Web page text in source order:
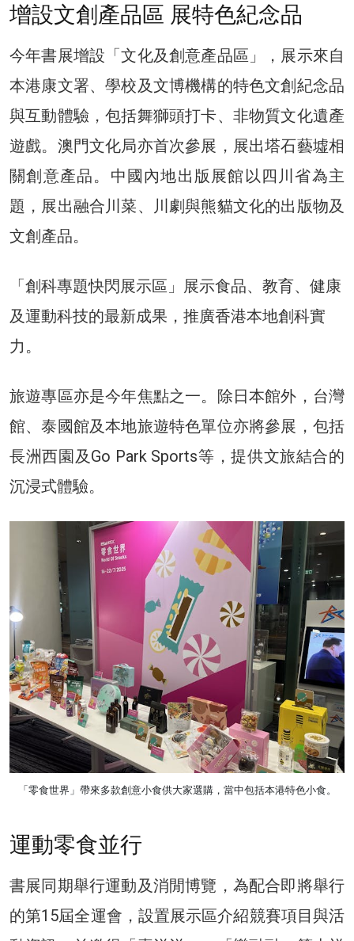
增設文創產品區 展特色紀念品
今年書展增設「文化及創意產品區」，展示來自
本港康文署、學校及文博機構的特色文創紀念品
與互動體驗，包括舞獅頭打卡、非物質文化遺產
遊戲。澳門文化局亦首次參展，展出塔石藝墟相
關創意產品。中國內地出版展館以四川省為主
題，展出融合川菜、川劇與熊貓文化的出版物及
文創產品。
「創科專題快閃展示區」展示食品、教育、健康
及運動科技的最新成果，推廣香港本地創科實
力。
旅遊專區亦是今年焦點之一。除日本館外，台灣
館、泰國館及本地旅遊特色單位亦將參展，包括
長洲西園及Go Park Sports等，提供文旅結合的
沉浸式體驗。
「零食世界」帶來多款創意小食供大家選購，當中包括本港特色小食。
運動零食並行
書展同期舉行運動及消閒博覽，為配合即將舉行
的第15屆全運會，設置展示區介紹競賽項目與活